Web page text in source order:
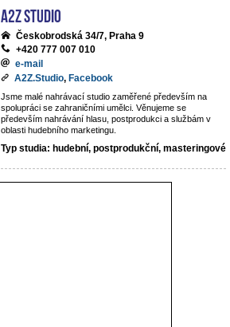
A2Z Studio
Českobrodská 34/7, Praha 9
+420 777 007 010
e-mail
A2Z.Studio, Facebook
Jsme malé nahrávací studio zaměřené především na
spolupráci se zahraničními umělci. Věnujeme se
především nahrávání hlasu, postprodukci a službám v
oblasti hudebního marketingu.
Typ studia: hudební, postprodukční, masteringové